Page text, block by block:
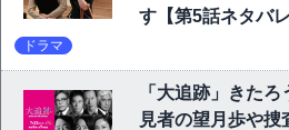
す【第5話ネタバレ
ドラマ
「大追跡」きた
見者の望月歩や